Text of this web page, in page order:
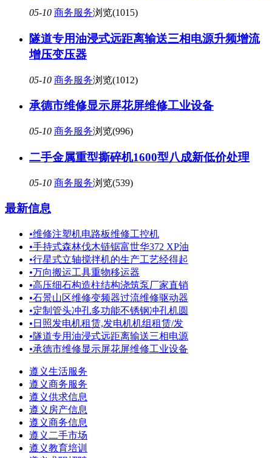
05-10 商务服务浏览(1015)
隧道专用油浸式远距离输送三相电源升频增流
增压变压器
05-10 商务服务浏览(1012)
承德市维修显示屏花屏维修工业设备
05-10 商务服务浏览(996)
二手金属重型撕碎机1600型八成新低价处理
05-10 商务服务浏览(539)
最新信息
•维修注塑机电路板维修工控机
•手持式森林伐木链锯富世华372 XP油
•行星式立轴搅拌机的生产工艺经得起
•万向搬运工具重物移运器
•高压细石构造柱结构浇筑泵厂家直销
•石景山区维修变频器过流维修驱动器
•定制管头冲孔多功能不锈钢冲孔机圆
• 日照发电机租赁,发电机机组租赁/发
•隧道专用油浸式远距离输送三相电源
•承德市维修显示屏花屏维修工业设备
遵义生活服务
遵义商务服务
遵义供求信息
遵义房产信息
遵义商务信息
遵义二手市场
遵义教育培训